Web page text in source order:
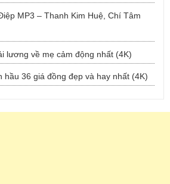
MP3 – Thanh Kim Huệ, Chí Tâm
lương về mẹ cảm động nhất (4K)
hầu 36 giá đồng đẹp và hay nhất (4K)